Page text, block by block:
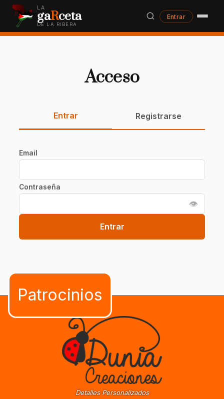
LA
gaRceta
DE LA RIBERA
Entrar
Acceso
Entrar Registrarse
Email
Contraseña
👁
Entrar
Detalles Personalizados